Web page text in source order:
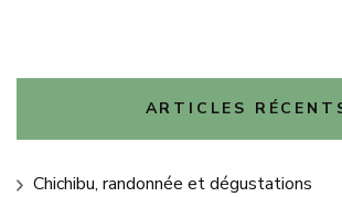
ARTICLES
Chichibu, randonnée et dégustations